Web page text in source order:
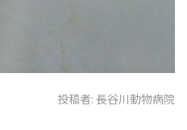
投稿者: 長谷川動物病院